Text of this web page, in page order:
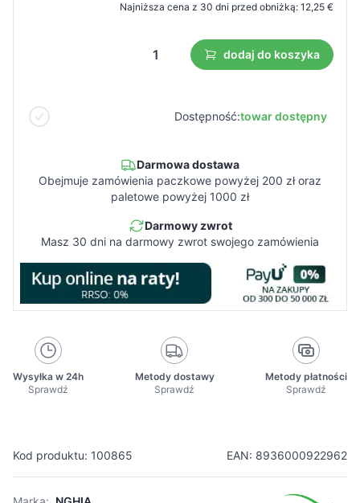
Kod produktu: 100865 EAN: 8936000922962
Najniższa cena z 30 dni przed obniżką: 12,25 €
dodaj do koszyka
Dostępność:towar dostępny
Darmowa dostawa
Obejmuje zamówienia paczkowe powyżej 200 zł oraz
paletowe powyżej 1000 zł
Darmowy zwrot
Masz 30 dni na darmowy zwrot swojego zamówienia
Wysyłka w 24h
Sprawdź
Metody dostawy
Sprawdź
Metody płatności
Sprawdź